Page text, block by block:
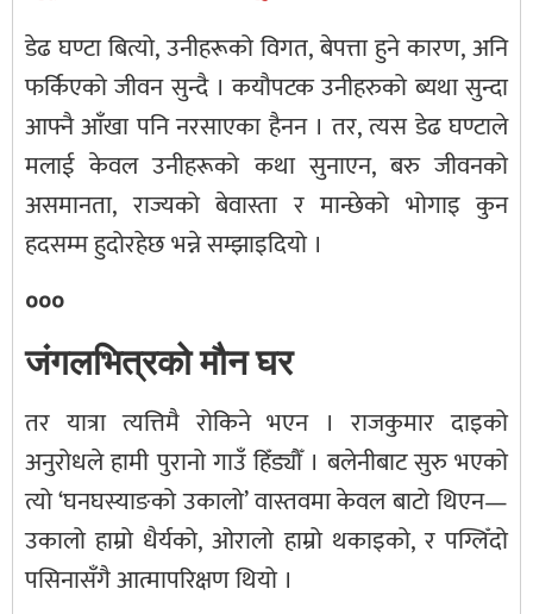
डेढ घण्टा बित्यो, उनीहरूको विगत, बेपत्ता हुने कारण, अनि
फर्किएको जीवन सुन्दै । कयौपटक उनीहरुको ब्यथा सुन्दा
आफ्नै आँखा पनि नरसाएका हैनन । तर, त्यस डेढ घण्टाले
मलाई केवल उनीहरूको कथा सुनाएन, बरु जीवनको
असमानता, राज्यको बेवास्ता र मान्छेको भोगाइ कुन
हदसम्म हुदोरहेछ भन्ने सम्झाइदियो ।
०००
जंगलभित्रको मौन घर
तर यात्रा त्यत्तिमै रोकिने भएन । राजकुमार दाइको
अनुरोधले हामी पुरानो गाउँ हिँड्यौँ । बलेनीबाट सुरु भएको
त्यो ‘घनघस्याङको उकालो’ वास्तवमा केवल बाटो थिएन—
उकालो हाम्रो धैर्यको, ओरालो हाम्रो थकाइको, र पग्लिँदो
पसिनासँगै आत्मापरिक्षण थियो ।